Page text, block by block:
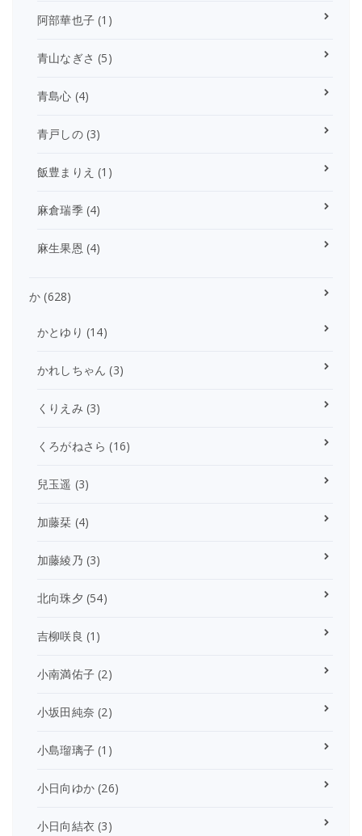
阿部華也子 (1)
青山なぎさ (5)
青島心 (4)
青戸しの(3)
飯豊まりえ (1)
麻倉瑞季(4)
麻生果恩 (4)
か (628)
かとゆり (14)
かれしちゃん (3)
くりえみ (3)
くろがねさら (16)
兒玉遥 (3)
加藤栞 (4)
加藤綾乃 (3)
北向珠夕 (54)
吉柳咲良 (1)
小南満佑子 (2)
小坂田純奈 (2)
小島瑠璃子 (1)
小日向ゆか (26)
小日向結衣 (3)